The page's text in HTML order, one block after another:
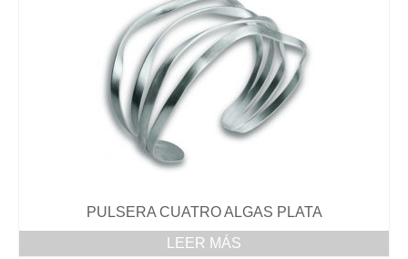
PULSERA CUATRO ALGAS PLATA
LEER MÁS